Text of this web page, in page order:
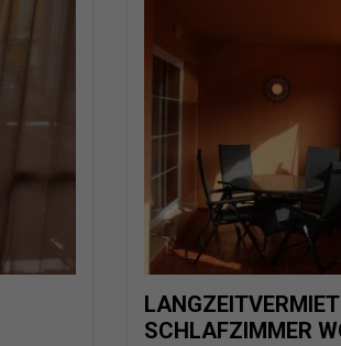
SCHLAFZIMMER